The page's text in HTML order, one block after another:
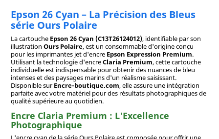
Epson 26 Cyan – La Précision des Bleus
série Ours Polaire
La cartouche Epson 26 Cyan (C13T26124012), identifiable par son
illustration Ours Polaire, est un consommable d'origine conçu
pour les imprimantes jet d'encre Epson Expression Premium.
Utilisant la technologie d'encreClaria Premium, cette cartouche
individuelle est indispensable pour obtenir des nuances de bleu
intenses et des paysages marins d'un réalisme saisissant.
Disponible surEncre-boutique.com, elle assure une intégration
parfaite avec votre matériel pour des résultats photographiques de
qualité supérieure au quotidien.
Encre Claria Premium : L'Excellence
Photographique